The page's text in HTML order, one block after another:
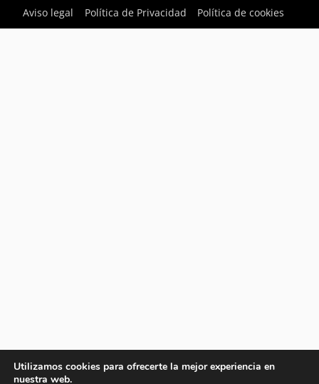
Aviso legal
Política de Privacidad Política de cookies
Utilizamos cookies para ofrecerte la mejor experiencia en
nuestra web.